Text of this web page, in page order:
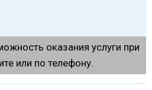
оказания услуги при
или по телефону.